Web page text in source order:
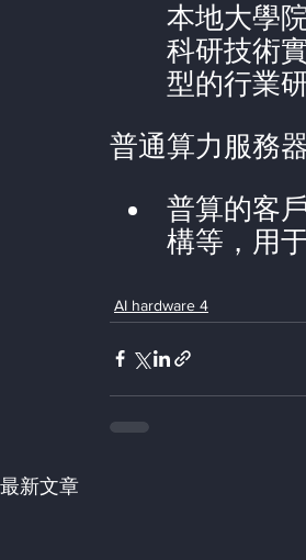
本地大學
科研技術
型的行業研
普通算力服務
普算的客
構等，用
AI hardware 4
最新文章